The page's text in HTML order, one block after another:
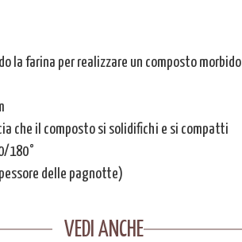
farina per realizzare un composto morbido
che il composto si solidifichi e si compatti
180°
delle pagnotte)
VEDI ANCHE